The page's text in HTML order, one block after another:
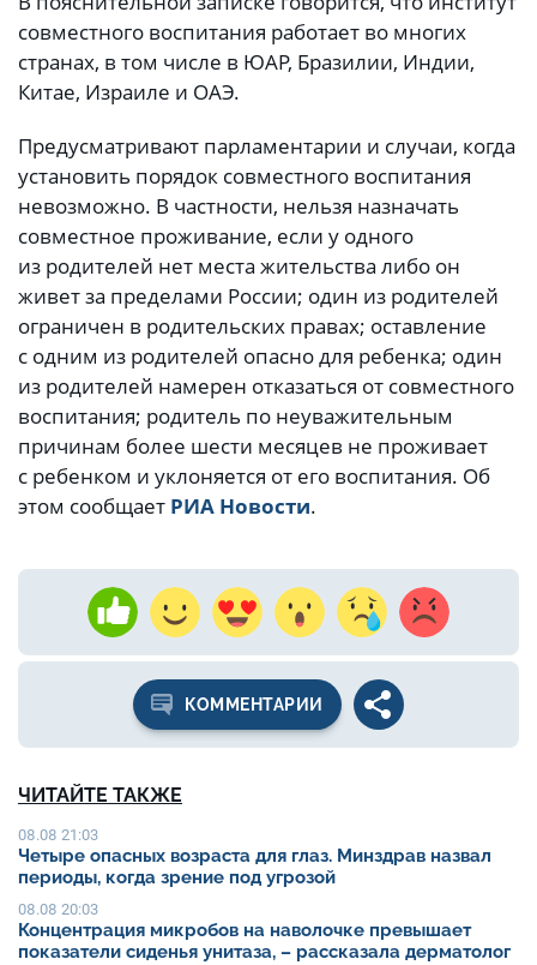
совместного воспитания работает во многих
странах, в том числе в ЮАР, Бразилии, Индии,
Китае, Израиле и ОАЭ.
Предусматривают парламентарии и случаи, когда
установить порядок совместного воспитания
невозможно. В частности, нельзя назначать
совместное проживание, если у одного
из родителей нет места жительства либо он
живет за пределами России; один из родителей
ограничен в родительских правах; оставление
с одним из родителей опасно для ребенка; один
из родителей намерен отказаться от совместного
воспитания; родитель по неуважительным
причинам более шести месяцев не проживает
с ребенком и уклоняется от его воспитания. Об
этом сообщает РИА Новости.
КОММЕНТАРИИ
ЧИТАЙТЕ ТАКЖЕ
08.08 21:03
Четыре опасных возраста для глаз. Минздрав назвал
периоды, когда зрение под угрозой
08.08 20:03
Концентрация микробов на наволочке превышает
показатели сиденья унитаза, – рассказала дерматолог